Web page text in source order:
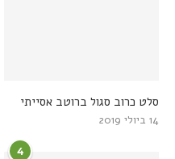
סלט כרוב סגול ברוטב אסייתי
14 ביולי 2019
4